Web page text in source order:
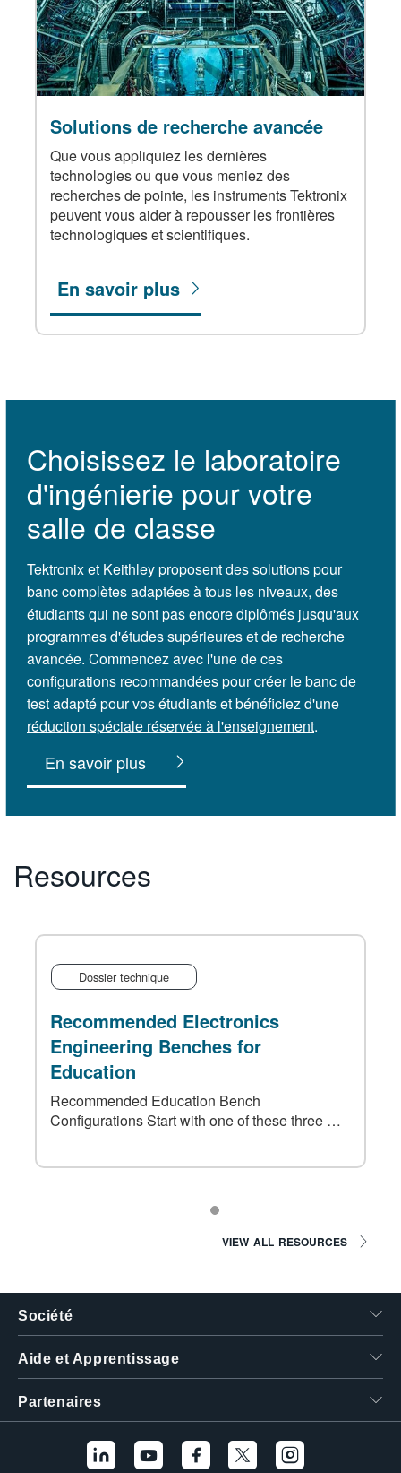
Solutions de recherche avancée
Que vous appliquiez les dernières
technologies ou que vous meniez des
recherches de pointe, les instruments Tektronix
peuvent vous aider à repousser les frontières
technologiques et scientifiques.
En savoir plus
Choisissez le laboratoire
d'ingénierie pour votre
salle de classe
Tektronix et Keithley proposent des solutions pour
banc complètes adaptées à tous les niveaux, des
étudiants qui ne sont pas encore diplômés jusqu'aux
programmes d'études supérieures et de recherche
avancée. Commencez avec l'une de ces
configurations recommandées pour créer le banc de
test adapté pour vos étudiants et bénéficiez d'une
réduction spéciale réservée à l'enseignement.
En savoir plus
Resources
Dossier technique
Recommended Electronics
Engineering Benches for
Education
Recommended Education Bench
Configurations Start with one of these three …
VIEW ALL RESOURCES
Société
Aide et Apprentissage
Partenaires